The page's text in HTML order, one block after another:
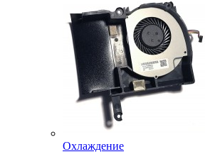
Охлаждение